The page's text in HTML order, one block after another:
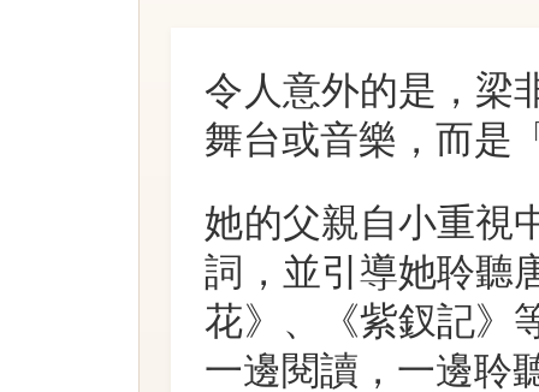
令人意外的是，梁
舞台或音樂，而是
她的父親自小重視
詞，並引導她聆聽
花》、《紫釵記》
一邊閱讀，一邊聆